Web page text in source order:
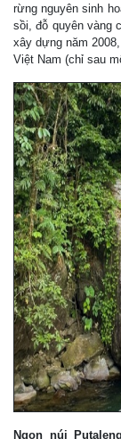
rừng nguyên sinh
sồi, đỗ quyên vàng
xây dựng năm
Việt Nam (chỉ sau
Ngọn núi